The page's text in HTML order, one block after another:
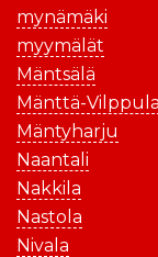
mynämäki
myymälät
Mäntsälä
Mänttä-Vilppula
Mäntyharju
Naantali
Nakkila
Nastola
Nivala